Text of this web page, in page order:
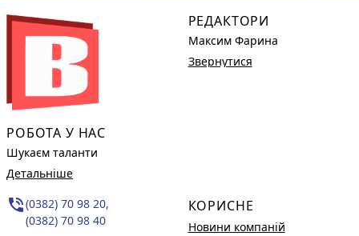
РОБОТА У НАС
Шукаєм таланти
Детальніше
phone_in_talk(0382) 70 98 20,
(0382) 70 98 40
РЕДАКТОРИ
Максим Фарина
Звернутися
КОРИСНЕ
Новини компаній